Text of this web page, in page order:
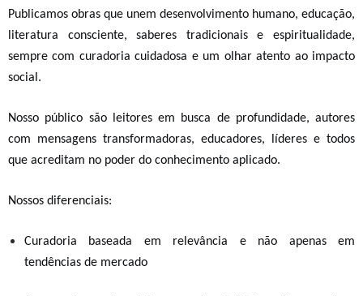
Publicamos obras que unem desenvolvimento humano, educação,
literatura consciente, saberes tradicionaise espiritualidade,
sempre com curadoria cuidadosa e um olhar atento ao impacto
social.
Nosso público são
leitores em busca de profundidade, autores
com mensagens transformadoras, educadores, líderes e todos
que acreditam no poder do conhecimento aplicado.
Nossos diferenciais:
Curadoria baseada em relevância e não apenas em
tendências de mercado